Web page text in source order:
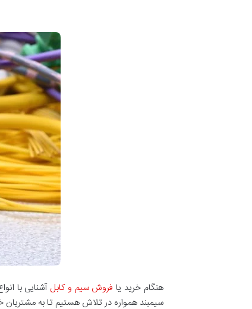
هنگام خرید یا فروش سیم و کابل آشنایی با
سیمبند همواره در تلاش هستیم تا به مشتریان